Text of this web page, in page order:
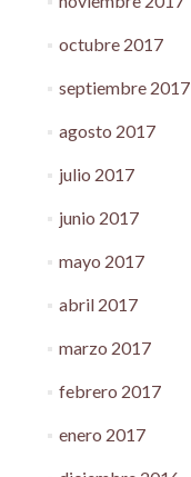
octubre 2017
septiembre 2017
agosto 2017
julio 2017
junio 2017
mayo 2017
abril 2017
marzo 2017
febrero 2017
enero 2017